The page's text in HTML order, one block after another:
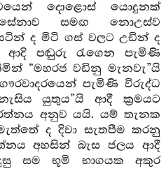
දොළොස් යොදුනක්
සමඟ නොඋස්ව
ද මිටි ගස් වලට උඩින් ද
පඬුරු රැගෙන පැමිණි
“මහරජ වඩිනු මැනවැ”යි
පැමිණි විරුද්ධ
යුතුය”යි ආදී ක්‍රමයට
අනුව යයි. යම් තැනක
ද දිවා සැතපීම කරනු
අහසින් බැස ජලය ආදී
සම භූමි භාගයක අකුර